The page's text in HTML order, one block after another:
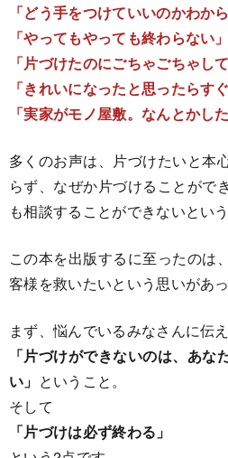
「どう手をつけていいのかわか
「やってもやっても終わらない」
「片づけたのにごちゃごちゃし
「きれいになったと思ったらす
「実家がモノ屋敷。なんとかした
多くのお声は、片づけたいと本
らず、なぜか片づけることがで
も相談することができないとい
この本を出版するに至ったのは
客様を救いたいという思いがあっ
まず、悩んでいるみなさんに伝え
「片づけができないのは、あ
い」 ということ。
そして
「片づけは必ず終わる」